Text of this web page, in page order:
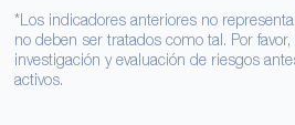
*Los indicadores anteriores no
no deben ser tratados como tal. Por
investigación y evaluación de riesgos
activos.